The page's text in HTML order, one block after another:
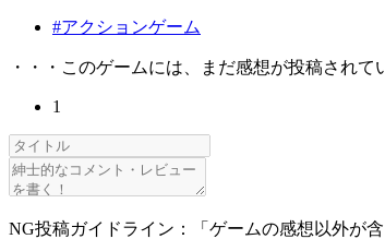
#アクションゲーム
・・・このゲームには、まだ感想が投稿され
1
NG投稿ガイドライン：「ゲームの感想以外が